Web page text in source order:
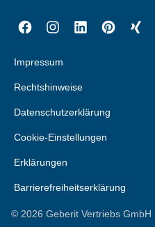
Impressum
Rechtshinweise
Datenschutzerklärung
Cookie-Einstellungen
Erklärungen
Barrierefreiheitserklärung
© 2026 Geberit Vertriebs GmbH